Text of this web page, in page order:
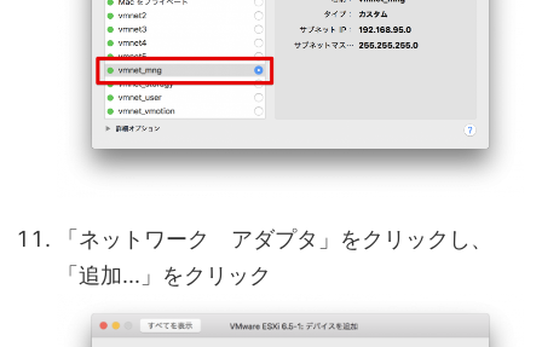
「ネットワーク アダプタ」をクリックし、
「追加...」をクリック